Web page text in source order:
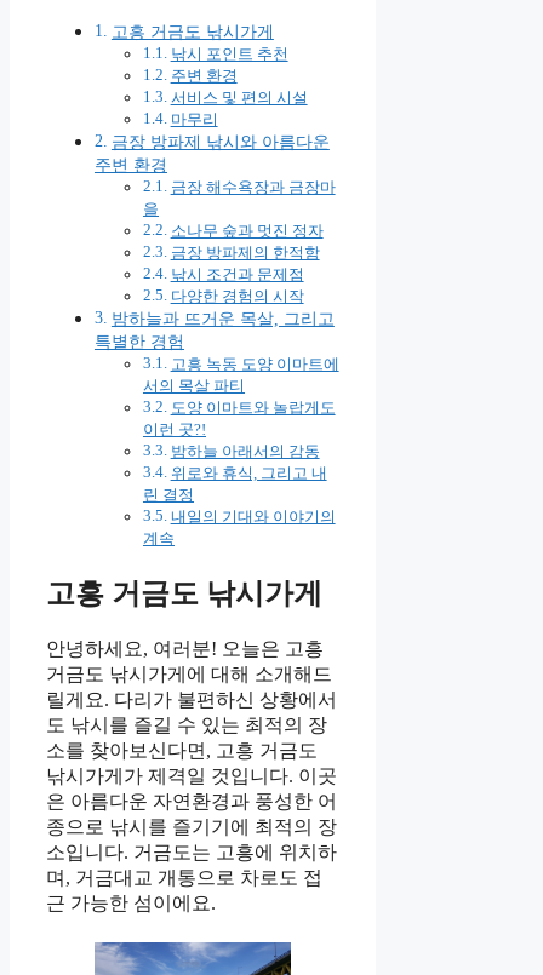
고흥 거금도 낚시가게
낚시 포인트 추천
주변 환경
서비스 및 편의 시설
마무리
금장 방파제 낚시와 아름다운
주변 환경
금장 해수욕장과 금장마
을
소나무 숲과 멋진 정자
금장 방파제의 한적함
낚시 조건과 문제점
다양한 경험의 시작
밤하늘과 뜨거운 목살, 그리고
특별한 경험
고흥 녹동 도양 이마트에
서의 목살 파티
도양 이마트와 놀랍게도
이런 곳?!
밤하늘 아래서의 감동
위로와 휴식, 그리고 내
린 결정
내일의 기대와 이야기의
계속
고흥 거금도 낚시가게
안녕하세요, 여러분! 오늘은 고흥
거금도 낚시가게에 대해 소개해드
릴게요. 다리가 불편하신 상황에서
도 낚시를 즐길 수 있는 최적의 장
소를 찾아보신다면, 고흥 거금도
낚시가게가 제격일 것입니다. 이곳
은 아름다운 자연환경과 풍성한 어
종으로 낚시를 즐기기에 최적의 장
소입니다. 거금도는 고흥에 위치하
며, 거금대교 개통으로 차로도 접
근 가능한 섬이에요.